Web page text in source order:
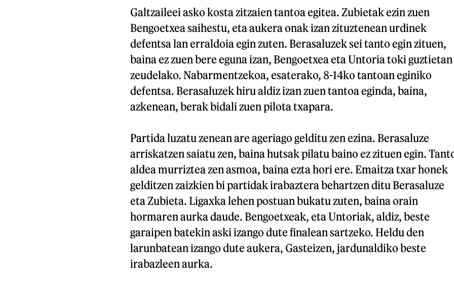
Galtzaileei asko kosta zitzaien tantoa egitea. Zubietak ezin zuen
Bengoetxea saihestu, eta aukera onak izan zituztenean urdinek
defentsa lan erraldoia egin zuten. Berasaluzek sei tanto egin zituen,
baina ez zuen bere eguna izan, Bengoetxea eta Untoria toki guztietan
zeudelako. Nabarmentzekoa, esaterako, 8-14ko tantoan eginiko
defentsa. Berasaluzek hiru aldiz izan zuen tantoa eginda, baina,
azkenean, berak bidali zuen pilota txapara.
Partida luzatu zenean are ageriago gelditu zen ezina. Berasaluze
arriskatzen saiatu zen, baina hutsak pilatu baino ez zituen egin.
aldea murriztea zen asmoa, baina ezta hori ere. Emaitza txar honek
gelditzen zaizkien bi partidak irabaztera behartzen ditu Berasaluze
eta Zubieta. Ligaxka lehen postuan bukatu zuten, baina orain
hormaren aurka daude. Bengoetxeak, eta Untoriak, aldiz, beste
garaipen batekin aski izango dute finalean sartzeko. Heldu den
larunbatean izango dute aukera, Gasteizen, jardunaldiko beste
irabazleen aurka.